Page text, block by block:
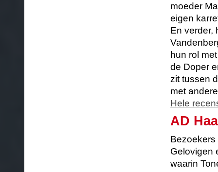
moeder
eigen
En verder,
hun rol
de Doper
zit tussen
met
Hele
AD
Bezoekers
Gelovigen
waarin